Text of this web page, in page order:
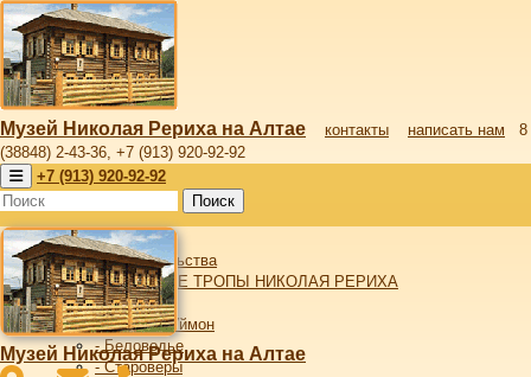
Музей Николая Рериха на Алтае контакты написать нам
8
(38848) 2-43-36, +7 (913) 920-92-92
+7 (913) 920-92-92
Поиск
Рерих и Алтай
От издательства
АЛТАЙСКИЕ ТРОПЫ НИКОЛАЯ РЕРИХА
- Алтай
- Верхний Уймон
- Беловодье
- Староверы
Музей Николая Рериха на Алтае